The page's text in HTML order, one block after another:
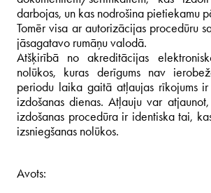
darbojas, un kas nodrošina pietiekamu
Tomēr visa ar autorizācijas procedūru
jāsagatavo rumāņu valodā.
Atšķirībā no akreditācijas
nolūkos, kuras derīgums nav
periodu laika gaitā atļaujas rīkojums
izdošanas dienas. Atļauju var
izdošanas procedūra ir identiska tai,
izsniegšanas nolūkos.
Avots: